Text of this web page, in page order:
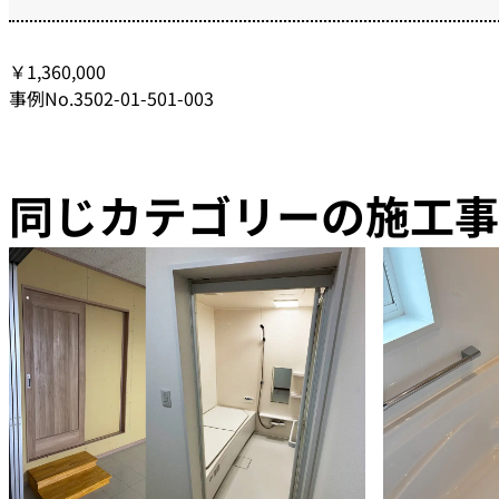
￥1,360,000
事例No.3502-01-501-003
同じカテゴリーの施工